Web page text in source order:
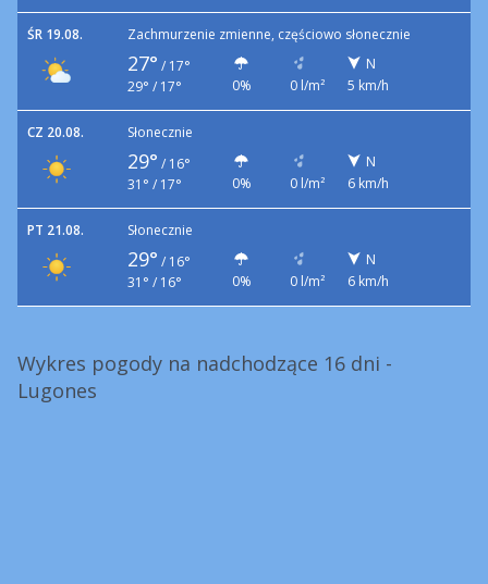
ŚR 19.08. Zachmurzenie zmienne, częściowo słonecznie
27° / 17°
29° / 17°
0% 0 l/m²
N
5 km/h
CZ 20.08. Słonecznie
29° / 16°
31° / 17°
0% 0 l/m²
N
6 km/h
PT 21.08. Słonecznie
29° / 16°
31° / 16°
0% 0 l/m²
N
6 km/h
Wykres pogody na nadchodzące 16 dni -
Lugones